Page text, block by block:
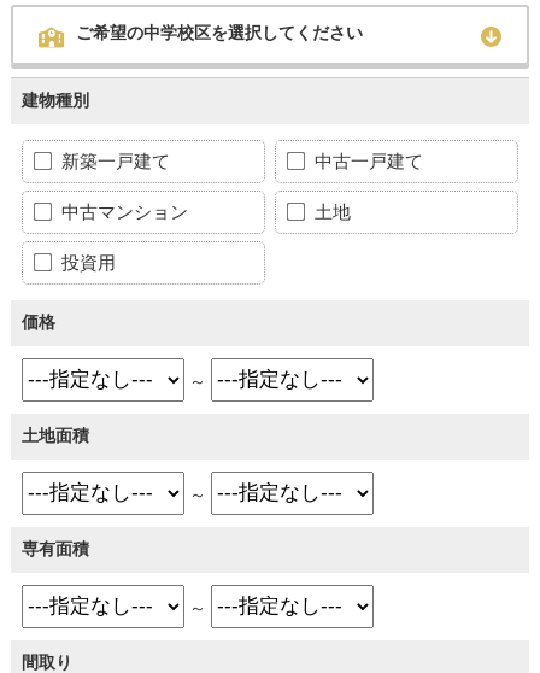
ご希望の中学校区を選択してください
建物種別
新築一戸建て 中古一戸建て
中古マンション 土地
投資用
価格
～
土地面積
～
専有面積
～
間取り